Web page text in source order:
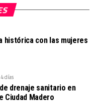
histórica con las mujeres
días
drenaje sanitario en
Ciudad Madero